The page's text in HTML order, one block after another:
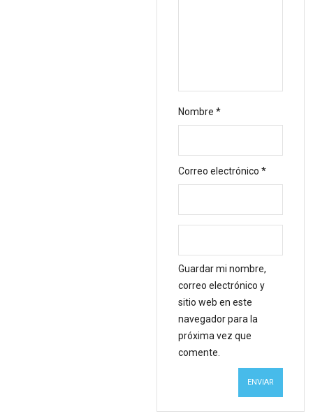
Nombre *
Correo electrónico *
Guardar mi nombre,
correo electrónico y
sitio web en este
navegador para la
próxima vez que
comente.